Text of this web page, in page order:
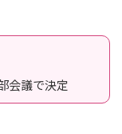
議で決定